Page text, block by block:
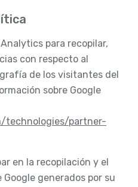
para recopilar,
con respecto al
de los visitantes del
sobre Google
technologies/partner-
en la recopilación y el
generados por su